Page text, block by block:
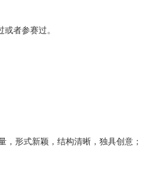
者参赛过。
形式新颖，结构清晰，独具创意；